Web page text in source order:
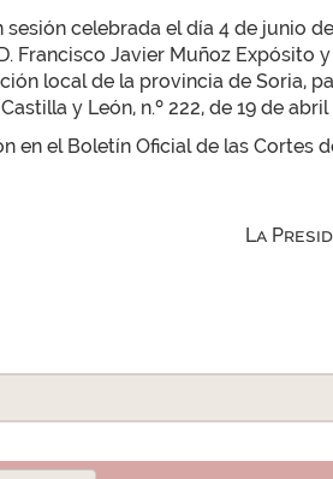
celebrada el día 4 de junio
Javier Muñoz Expósito y
local de la provincia de Soria,
y León, n.º 222, de 19 de abril
el Boletín Oficial de las Cortes
La